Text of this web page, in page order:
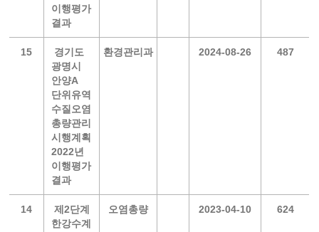
이행평가
결과
15
경기도
광명시
안양A
단위유역
수질오염
총량관리
시행계획
2022년
이행평가
결과
환경관리과 2024-08-26 487
14
제2단계
한강수계
오염총량 2023-04-10 624